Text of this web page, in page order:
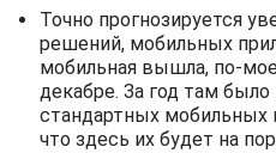
Точно прогнозируется
решений, мобильных
мобильная вышла, по-
декабре. За год там было
стандартных мобильных
что здесь их будет на